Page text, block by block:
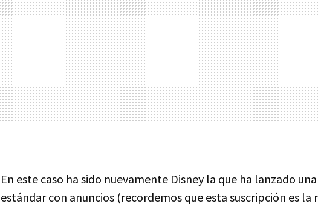
En este caso ha sido nuevamente Disney la que ha lanzado
estándar con anuncios (recordemos que esta suscripción es la